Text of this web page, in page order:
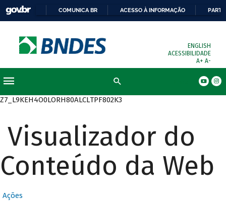
COMUNICA BR ACESSO À INFORMAÇÃO
ENGLISH
ACESSIBILIDADE
A+ A-
Z7_L9KEH4O0LORH80ALCLTPF802K3
Visualizador do
Conteúdo da Web
Ações